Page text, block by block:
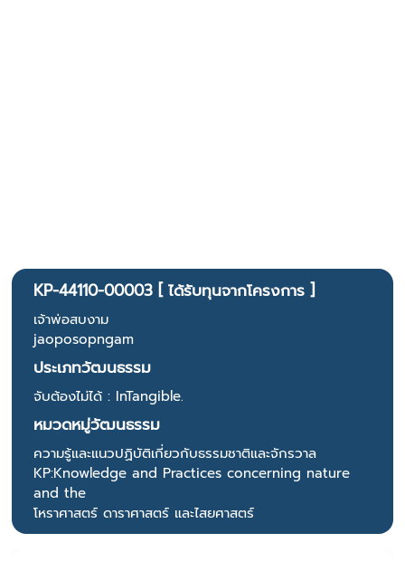
KP-44110-00003 [ ได้รับทุนจากโครงการ ]
เจ้าพ่อสบงาม
jaoposopngam
ประเภทวัฒนธรรม
จับต้องไม่ได้ : InTangible.
หมวดหมู่วัฒนธรรม
ความรู้และแนวปฏิบัติเกี่ยวกับธรรมชาติและจักรวาล
KP:Knowledge and Practices concerning nature
and the
โหราศาสตร์ ดาราศาสตร์ และไสยศาสตร์